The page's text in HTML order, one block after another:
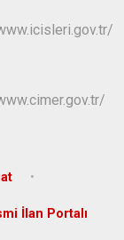
İlan Portalı